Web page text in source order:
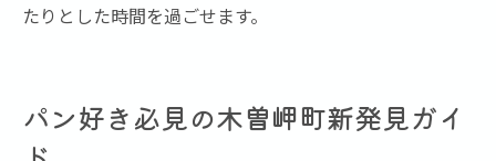
たりとした時間を過ごせます。
パン好き必見の木曽岬町新発見ガイ